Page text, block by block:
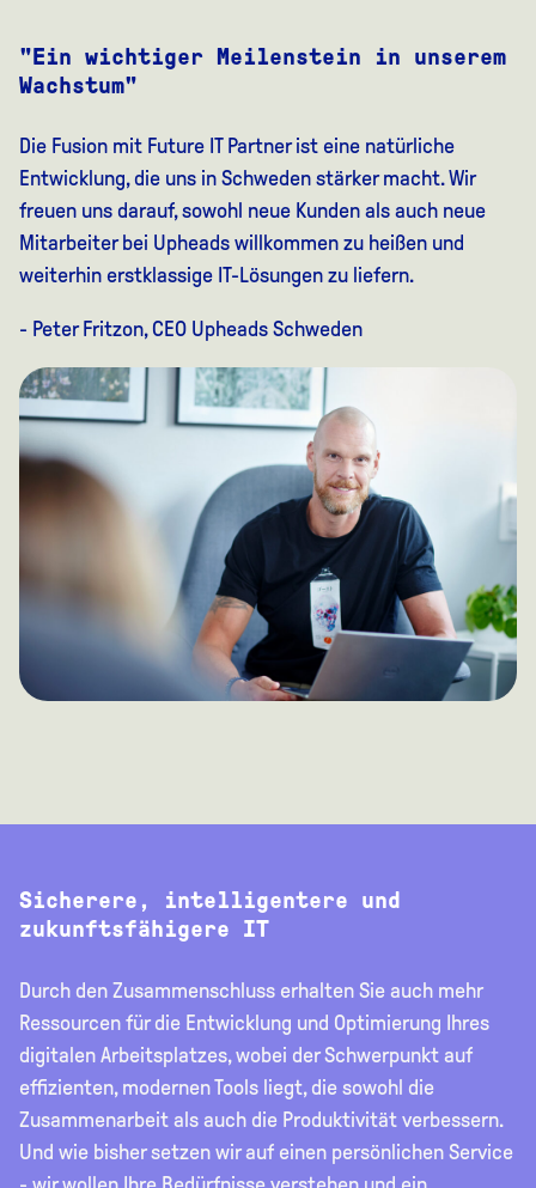
"Ein wichtiger Meilenstein in unserem
Wachstum"
Die Fusion mit Future IT Partner ist eine natürliche
Entwicklung, die uns in Schweden stärker macht. Wir
freuen uns darauf, sowohl neue Kunden als auch neue
Mitarbeiter bei Upheads willkommen zu heißen und
weiterhin erstklassige IT-Lösungen zu liefern.
- Peter Fritzon, CEO Upheads Schweden
Sicherere, intelligentere und
zukunftsfähigere IT
Durch den Zusammenschluss erhalten Sie auch mehr
Ressourcen für die Entwicklung und Optimierung Ihres
digitalen Arbeitsplatzes, wobei der Schwerpunkt auf
effizienten, modernen Tools liegt, die sowohl die
Zusammenarbeit als auch die Produktivität verbessern.
Und wie bisher setzen wir auf einen persönlichen Service